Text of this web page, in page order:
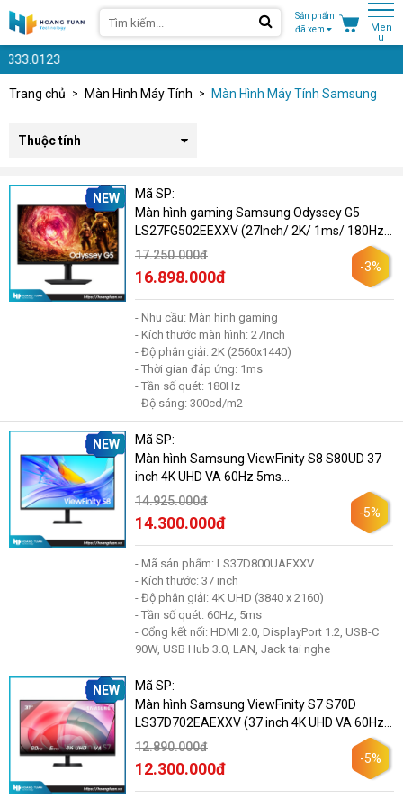
Sản phẩm
đã xem
Men
u
Trang chủ Màn Hình Máy Tính Màn Hình Máy Tính Samsung
Thuộc tính
NEW
Mã SP:
Màn hình gaming Samsung Odyssey G5
LS27FG502EEXXV (27Inch/ 2K/ 1ms/ 180Hz/
300cd/m2/ IPS)
17.250.000đ
16.898.000đ
-3%
- Nhu cầu: Màn hình gaming
- Kích thước màn hình: 27Inch
- Độ phân giải: 2K (2560x1440)
- Thời gian đáp ứng: 1ms
- Tần số quét: 180Hz
- Độ sáng: 300cd/m2
NEW
Mã SP:
Màn hình Samsung ViewFinity S8 S80UD 37
inch 4K UHD VA 60Hz 5ms
(LS37D800UAEXXV)
14.925.000đ
14.300.000đ
-5%
- Mã sản phẩm: LS37D800UAEXXV
- Kích thước: 37 inch
- Độ phân giải: 4K UHD (3840 x 2160)
- Tần số quét: 60Hz, 5ms
- Cổng kết nối: HDMI 2.0, DisplayPort 1.2, USB-C
90W, USB Hub 3.0, LAN, Jack tai nghe
NEW
Mã SP:
Màn hình Samsung ViewFinity S7 S70D
LS37D702EAEXXV (37 inch 4K UHD VA 60Hz
5ms)
12.890.000đ
12.300.000đ
-5%